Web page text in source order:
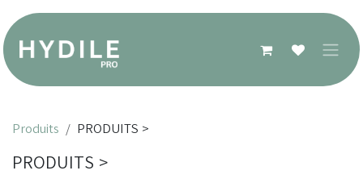
Se rendre au contenu
Produits PRODUITS >
PRODUITS >